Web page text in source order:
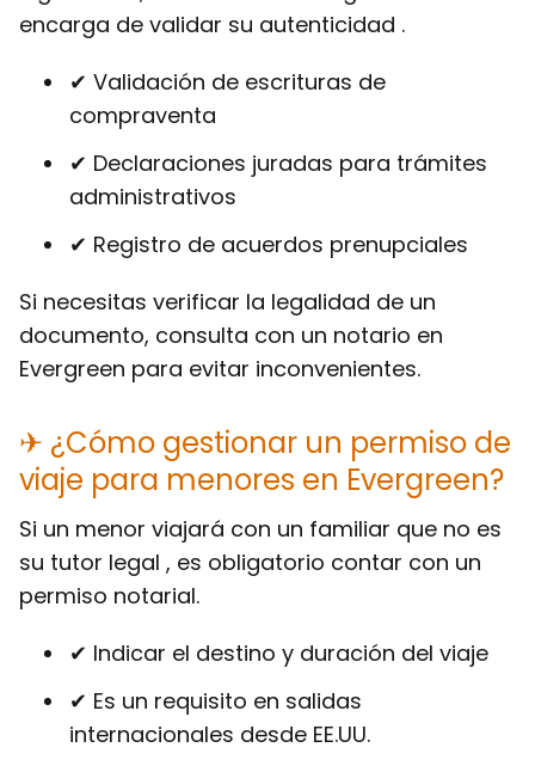
encarga de validar su autenticidad .
✔ Validación de escrituras de
compraventa
✔ Declaraciones juradas para trámites
administrativos
✔ Registro de acuerdos prenupciales
Si necesitas verificar la legalidad de un
documento, consulta con un notario en
Evergreen para evitar inconvenientes.
✈ ¿Cómo gestionar un permiso de
viaje para menores en Evergreen?
Si un menor viajará con un familiar que no es
su tutor legal , es obligatorio contar con un
permiso notarial.
✔ Indicar el destino y duración del viaje
✔ Es un requisito en salidas
internacionales desde EE.UU.